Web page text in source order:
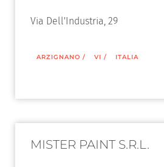
Via Dell'Industria, 29
ARZIGNANO / VI / ITALIA
MISTER PAINT S.R.L.